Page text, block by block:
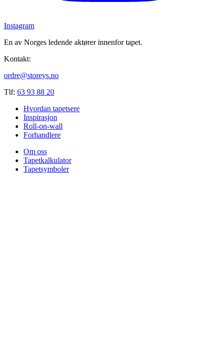
Instagram
En av Norges ledende aktører innenfor tapet.
Kontakt:
ordre@storeys.no
Tlf: 63 93 88 20
Hvordan tapetsere
Inspirasjon
Roll-on-wall
Forhandlere
Om oss
Tapetkalkulator
Tapetsymboler